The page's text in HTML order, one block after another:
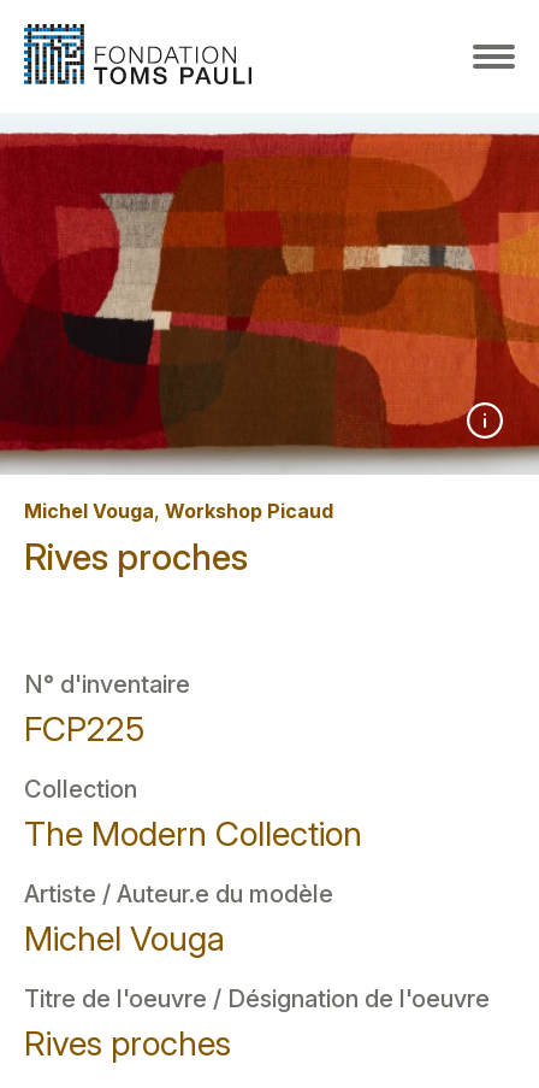
Michel Vouga, Workshop Picaud
Rives proches
N° d'inventaire
FCP225
Collection
The Modern Collection
Artiste / Auteur.e du modèle
Michel Vouga
Titre de l'oeuvre / Désignation de l'oeuvre
Rives proches